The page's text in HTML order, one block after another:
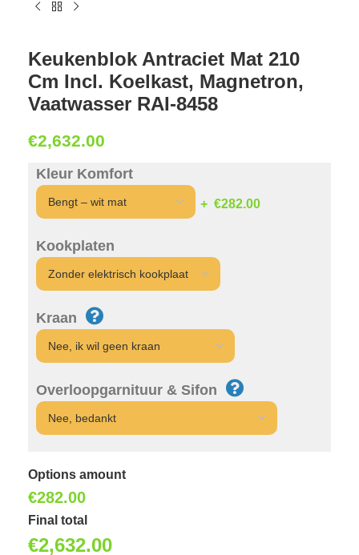
Keukenblok Antraciet Mat 210
Cm Incl. Koelkast, Magnetron,
Vaatwasser RAI-8458
€2,632.00
Kleur Komfort
€282.00
Kookplaten
Kraan
Overloopgarnituur & Sifon
Options amount
€282.00
Final total
€2,632.00